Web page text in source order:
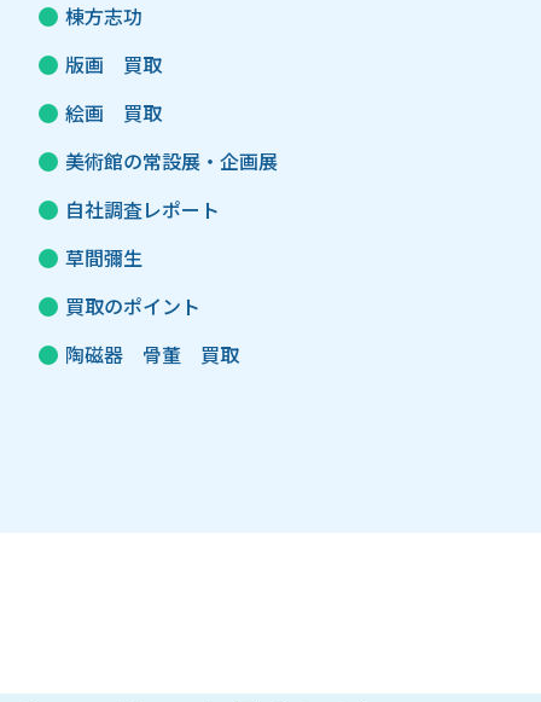
棟方志功
版画 買取
絵画 買取
美術館の常設展・企画展
自社調査レポート
草間彌生
買取のポイント
陶磁器 骨董 買取